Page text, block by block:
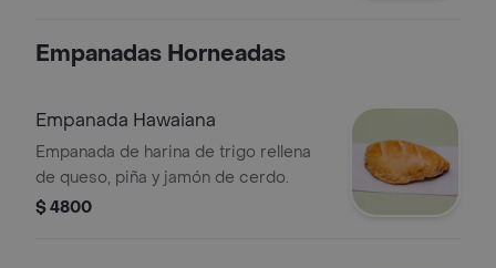
Empanadas Horneadas
Empanada Hawaiana
Empanada de harina de trigo rellena
de queso, piña y jamón de cerdo.
$ 4800